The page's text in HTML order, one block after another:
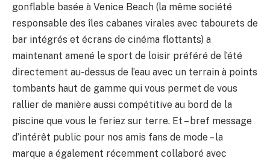
gonflable basée à Venice Beach (la même société
responsable des îles cabanes virales avec tabourets de
bar intégrés et écrans de cinéma flottants) a
maintenant amené le sport de loisir préféré de l’été
directement au-dessus de l’eau avec un terrain à points
tombants haut de gamme qui vous permet de vous
rallier de manière aussi compétitive au bord de la
piscine que vous le feriez sur terre. Et – bref message
d’intérêt public pour nos amis fans de mode – la
marque a également récemment collaboré avec